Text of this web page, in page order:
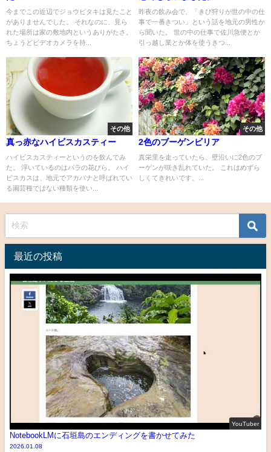
今までこの近辺でジョウビタキは見たこと
がありませんでした。 それなのに、見ら
れた場所は家の敷地内というありがたさ。
ちょうどビデオカメラを持...
昨夜の飲み会で、「きび狩りが世の中の仕
事で一番きつい」という話を地元の男性か
ら聞いた。 世の中の仕事で佐川急便とか
引っ越し業とか体を使うきつ...
その他
真っ赤なハイビスカスティー
ハイビスカスティーというのを飲んでみ
た。 浮いているのはバラの花びら。 ハイ
ビスカスは、地元でアカバナと呼ばれてい
る園芸種ではない種類を使い...
その他
2色のブーゲンビリア
真栄里を走っていたら、壁沿いに2色のブ
ーゲンが咲き乱れていた。 これはめずら
しくてきれいです。...
最近の投稿
YouTuber
NotebookLMに石垣島のエンディングを書かせてみた
2026.01.08